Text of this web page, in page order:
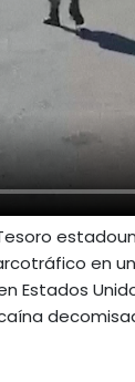
en
Estados